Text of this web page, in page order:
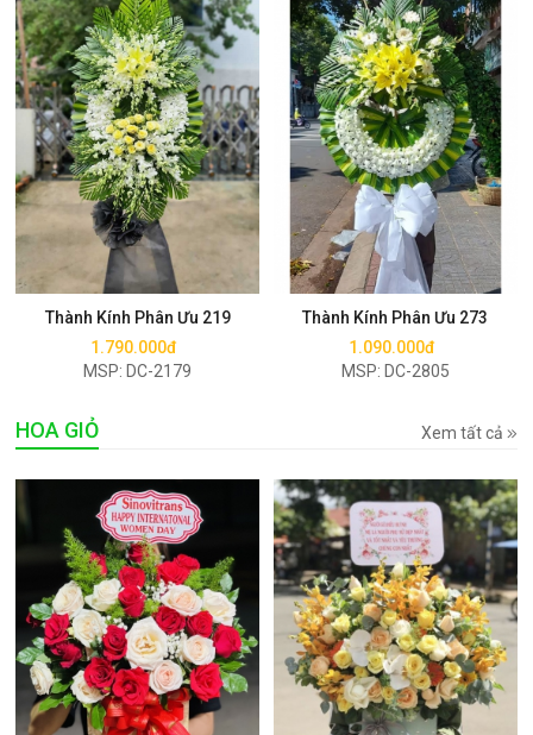
Thành Kính Phân Ưu 219
1.790.000đ
MSP: DC-2179
Mua ngay
Thành Kính Phân Ưu 273
1.090.000đ
MSP: DC-2805
Mua ngay
HOA GIỎ Xem tất cả